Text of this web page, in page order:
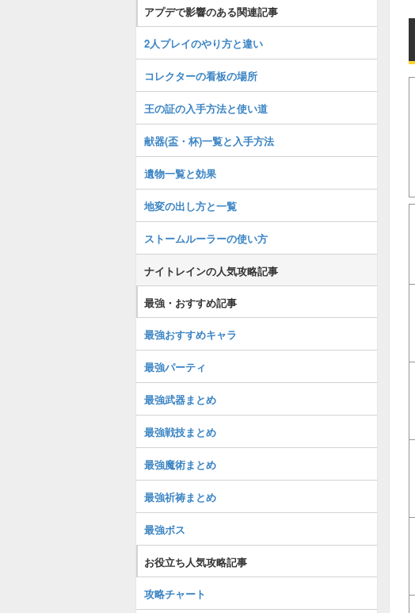
アプデで影響のある関連記事
2人プレイのやり方と違い
コレクターの看板の場所
王の証の入手方法と使い道
献器(盃・杯)一覧と入手方法
遺物一覧と効果
地変の出し方と一覧
ストームルーラーの使い方
ナイトレインの人気攻略記事
最強・おすすめ記事
最強おすすめキャラ
最強パーティ
最強武器まとめ
最強戦技まとめ
最強魔術まとめ
最強祈祷まとめ
最強ボス
お役立ち人気攻略記事
攻略チャート